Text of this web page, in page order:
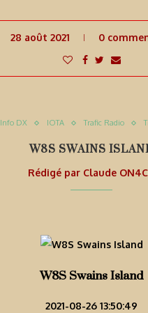
28 août 2021 0
Info DX IOTA Trafic Radio
W8S SWAINS
Rédigé par Claude
W8S Swains Island
2021-08-26 13:50:49